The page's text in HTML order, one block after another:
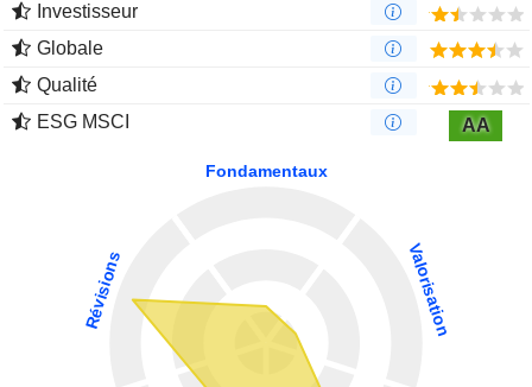
Investisseur
Globale
Qualité
ESG MSCI
AA